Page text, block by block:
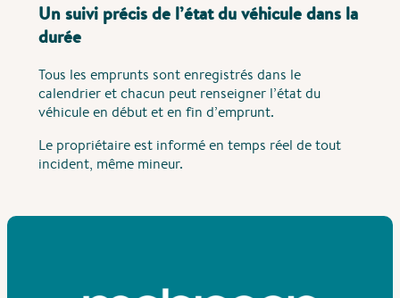
Un suivi précis de l’état du véhicule dans la
durée
Tous les emprunts sont enregistrés dans le
calendrier et chacun peut renseigner l’état du
véhicule en début et en fin d’emprunt.
Le propriétaire est informé en temps réel de tout
incident, même mineur.